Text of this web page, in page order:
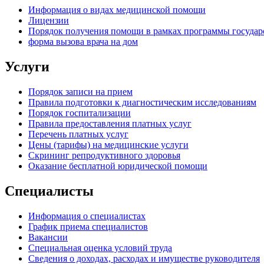
Информация о видах медицинской помощи
Лицензии
Порядок получения помощи в рамках программы
форма вызова врача на дом
Услуги
Порядок записи на прием
Правила подготовки к диагностическим исследованиям
Порядок госпитализации
Правила предоставления платных услуг
Перечень платных услуг
Цены (тарифы) на медицинские услуги
Скрининг репродуктивного здоровья
Оказание бесплатной юридической помощи
Специалисты
Информация о специалистах
График приема специалистов
Вакансии
Специальная оценка условий труда
Сведения о доходах, расходах и имуществе руководителя